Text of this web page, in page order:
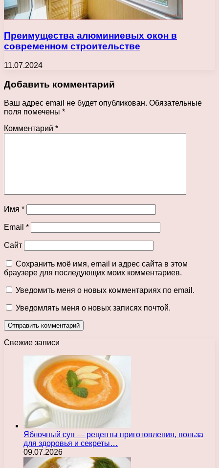
Преимущества алюминиевых окон в
современном строительстве
11.07.2024
Добавить комментарий
Ваш адрес email не будет опубликован. Обязательные
поля помечены *
Комментарий *
Имя *
Email *
Сайт
Сохранить моё имя, email и адрес сайта в этом
браузере для последующих моих комментариев.
Уведомить меня о новых комментариях по email.
Уведомлять меня о новых записях почтой.
Свежие записи
Яблочный суп — рецепты приготовления, польза
для здоровья и секреты…
09.07.2026